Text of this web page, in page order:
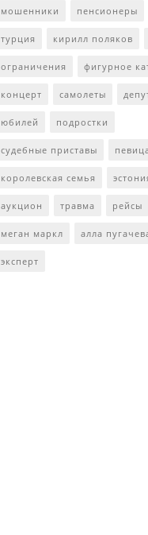
мошенники пенсионеры
турция кирилл поляков
ограничения фигурное
концерт самолеты
юбилей подростки
судебные приставы
королевская семья
аукцион травма рейсы
меган маркл алла
эксперт